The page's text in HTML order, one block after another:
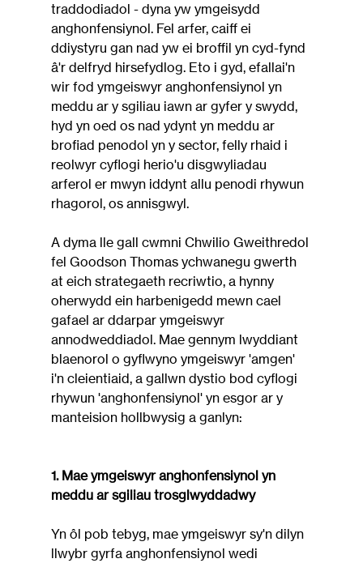
traddodiadol - dyna yw ymgeisydd
anghonfensiynol. Fel arfer, caiff ei
ddiystyru gan nad yw ei broffil yn cyd-fynd
â'r delfryd hirsefydlog. Eto i gyd, efallai'n
wir fod ymgeiswyr anghonfensiynol yn
meddu ar y sgiliau iawn ar gyfer y swydd,
hyd yn oed os nad ydynt yn meddu ar
brofiad penodol yn y sector, felly rhaid i
reolwyr cyflogi herio'u disgwyliadau
arferol er mwyn iddynt allu penodi rhywun
rhagorol, os annisgwyl.
A dyma lle gall cwmni Chwilio Gweithredol
fel Goodson Thomas ychwanegu gwerth
at eich strategaeth recriwtio, a hynny
oherwydd ein harbenigedd mewn cael
gafael ar ddarpar ymgeiswyr
annodweddiadol. Mae gennym lwyddiant
blaenorol o gyflwyno ymgeiswyr 'amgen'
i'n cleientiaid, a gallwn dystio bod cyflogi
rhywun 'anghonfensiynol' yn esgor ar y
manteision hollbwysig a ganlyn:
1. Mae ymgeiswyr anghonfensiynol yn
meddu ar sgiliau trosglwyddadwy
Yn ôl pob tebyg, mae ymgeiswyr sy'n dilyn
llwybr gyrfa anghonfensiynol wedi